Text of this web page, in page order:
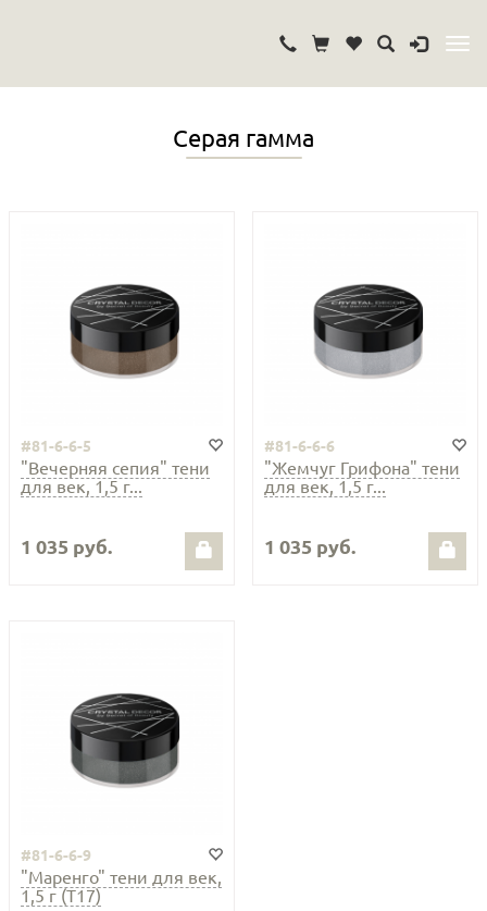
Серая гамма
#81-6-6-5
"Вечерняя сепия" тени
для век, 1,5 г...
1 035 руб.
#81-6-6-6
"Жемчуг Грифона" тени
для век, 1,5 г...
1 035 руб.
#81-6-6-9
"Маренго" тени для век,
1,5 г (Т17)